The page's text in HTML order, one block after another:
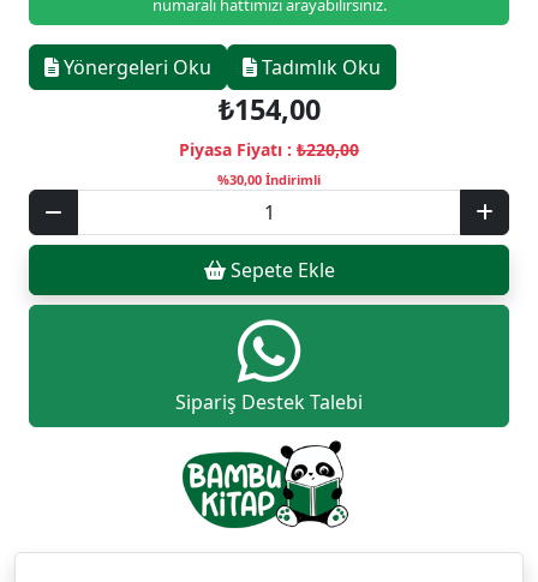
numaralı hattımızı arayabilirsiniz.
Yönergeleri Oku Tadımlık Oku
₺154,00
Piyasa Fiyatı : ₺220,00
%30,00 İndirimli
Sepete Ekle
Sipariş Destek Talebi